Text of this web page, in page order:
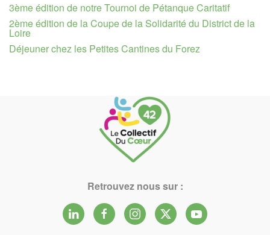
3ème édition de notre Tournoi de Pétanque Caritatif
2ème édition de la Coupe de la Solidarité du District de la
Loire
Déjeuner chez les Petites Cantines du Forez
Retrouvez nous sur :